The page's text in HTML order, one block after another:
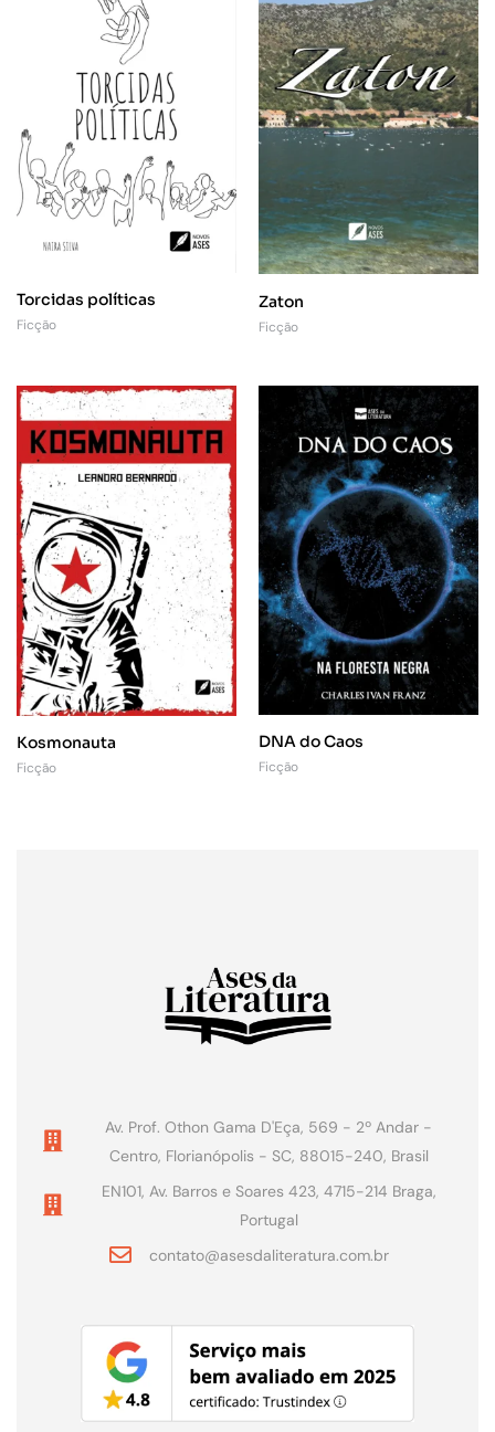
Torcidas políticas
Ficção
Zaton
Ficção
Kosmonauta
Ficção
DNA do Caos
Ficção
Av. Prof. Othon Gama D'Eça, 569 - 2º Andar -
Centro, Florianópolis - SC, 88015-240, Brasil
EN101, Av. Barros e Soares 423, 4715-214 Braga,
Portugal
contato@asesdaliteratura.com.br